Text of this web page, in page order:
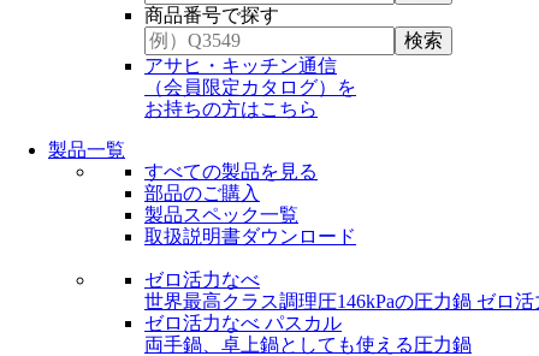
商品番号で探す
アサヒ・キッチン通信
（会員限定カタログ）を
お持ちの方はこちら
製品一覧
すべての製品を見る
部品のご購入
製品スペック一覧
取扱説明書ダウンロード
ゼロ活力なべ
世界最高クラス調理圧146kPaの圧力鍋 ゼロ活
ゼロ活力なべ パスカル
両手鍋、卓上鍋としても使える圧力鍋